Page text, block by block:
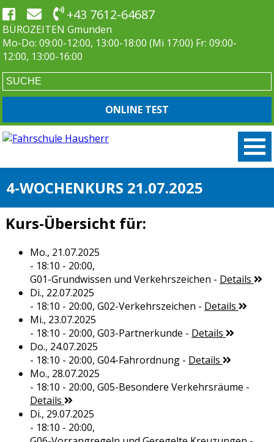
+43 7612-64687
BÜROZEITEN Gmunden
Mo-Do: 09:00-12:00, 13:00-18:00 (Mi 17:00) Fr: 09:00-
12:00, 13:00-16:00
ONLINE TEST
4-WOCHENKURS 21.07.2025
Kurs-Übersicht für:
Mo., 21.07.2025
- 18:10 - 20:00,
G01-Grundwissen und Verkehrszeichen - Details
Di., 22.07.2025
- 18:10 - 20:00, G02-Verkehrszeichen - Details
Mi., 23.07.2025
- 18:10 - 20:00, G03-Partnerkunde - Details
Do., 24.07.2025
- 18:10 - 20:00, G04-Fahrordnung- Details
Mo., 28.07.2025
- 18:10 - 20:00, G05-Besondere Verkehrsräume -
Details
Di., 29.07.2025
- 18:10 - 20:00,